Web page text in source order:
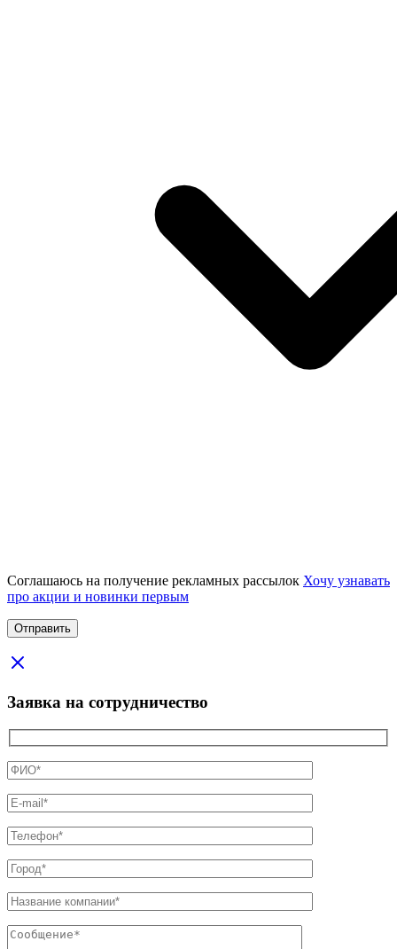
Соглашаюсь на получение рекламных рассылок Хочу узнавать
про акции и новинки первым
Заявка на сотрудничество